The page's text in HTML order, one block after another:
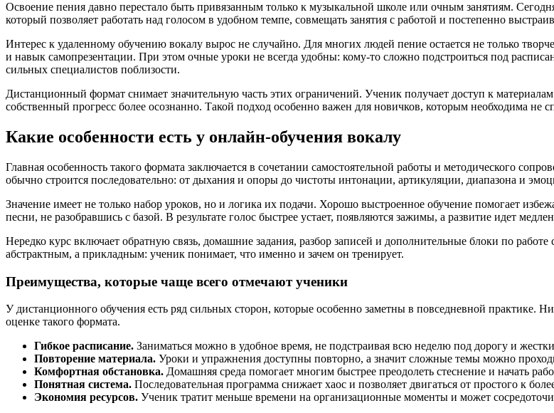
Освоение пения давно перестало быть привязанным только к музыкальной школе или очным занятиям.
который позволяет работать над голосом в удобном темпе, совмещать занятия с работой и постепенно
Интерес к удаленному обучению вокалу вырос не случайно. Для многих людей пение остается не только
и навык самопрезентации. При этом очные уроки не всегда удобны: кому-то сложно подстроиться под
сильных специалистов поблизости.
Дистанционный формат снимает значительную часть этих ограничений. Ученик получает доступ к
собственный прогресс более осознанно. Такой подход особенно важен для новичков, которым необходима не
Какие особенности есть у онлайн-обучения вокалу
Главная особенность такого формата заключается в сочетании самостоятельной работы и методического
обычно строится последовательно: от дыхания и опоры до чистоты интонации, артикуляции, диапазона и
Значение имеет не только набор уроков, но и логика их подачи. Хорошо выстроенное обучение помогает
песни, не разобравшись с базой. В результате голос быстрее устает, появляются зажимы, а развитие идет
Нередко курс включает обратную связь, домашние задания, разбор записей и дополнительные блоки по
абстрактным, а прикладным: ученик понимает, что именно и зачем он тренирует.
Преимущества, которые чаще всего отмечают ученики
У дистанционного обучения есть ряд сильных сторон, которые особенно заметны в повседневной
оценке такого формата.
Гибкое расписание. Заниматься можно в удобное время, не подстраивая всю неделю под дорогу и
Повторение материала. Уроки и упражнения доступны повторно, а значит сложные темы можно
Комфортная обстановка. Домашняя среда помогает многим быстрее преодолеть стеснение и начать
Понятная система. Последовательная программа снижает хаос и позволяет двигаться от простого к
Экономия ресурсов. Ученик тратит меньше времени на организационные моменты и может